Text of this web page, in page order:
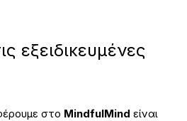
εξειδικευμένες
στο MindfulMind είναι